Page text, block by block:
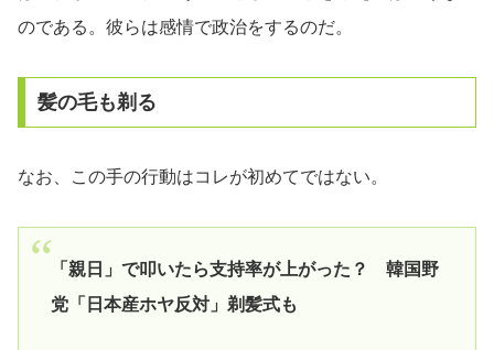
のである。彼らは感情で政治をするのだ。
髪の毛も剃る
なお、この手の行動はコレが初めてではない。
「親日」で叩いたら支持率が上がった？ 韓国野
党「日本産ホヤ反対」剃髪式も